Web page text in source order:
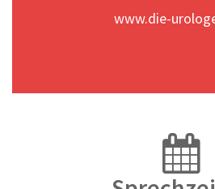
www.die-